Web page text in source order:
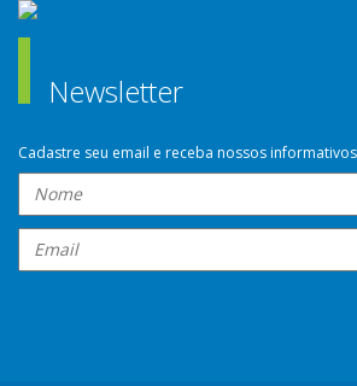
Newsletter
Cadastre seu email e receba nossos informativos